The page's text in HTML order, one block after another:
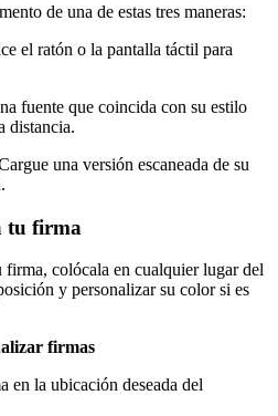
de una de estas tres maneras:
el ratón o la pantalla táctil para
fuente que coincida con su estilo
distancia.
una versión escaneada de su
tu firma
firma, colócala en cualquier lugar del
y personalizar su color si es
firmas
en la ubicación deseada del